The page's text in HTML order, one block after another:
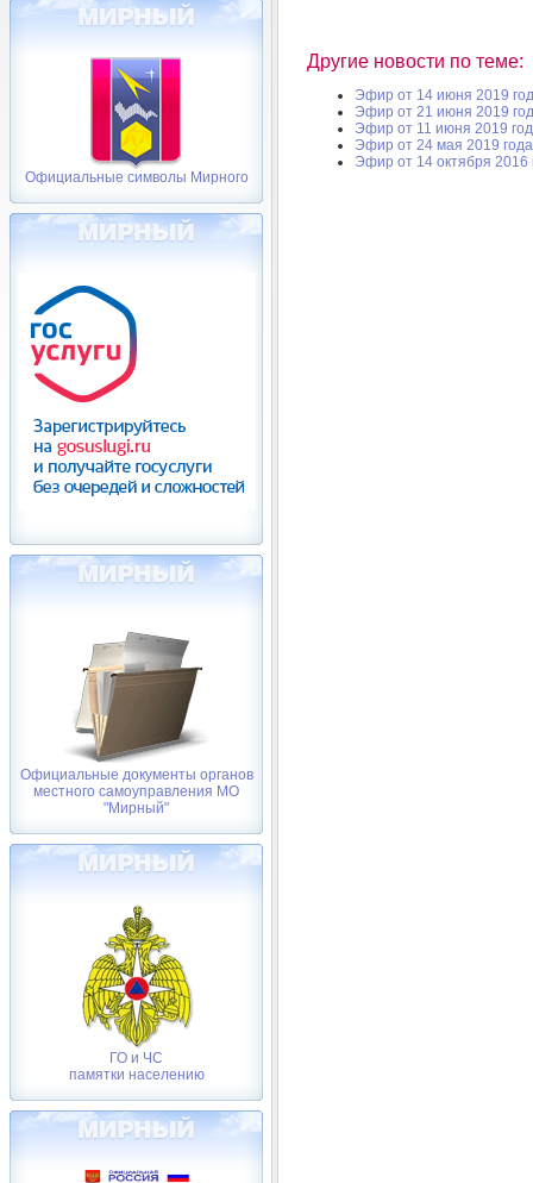
Официальные символы Мирного
Официальные документы органов
местного самоуправления МО
"Мирный"
ГО и ЧС
памятки населению
Другие новости по теме:
Эфир от 14 июня 2019
Эфир от 21 июня 2019
Эфир от 11 июня 2019
Эфир от 24 мая 2019 года
Эфир от 14 октября 2016